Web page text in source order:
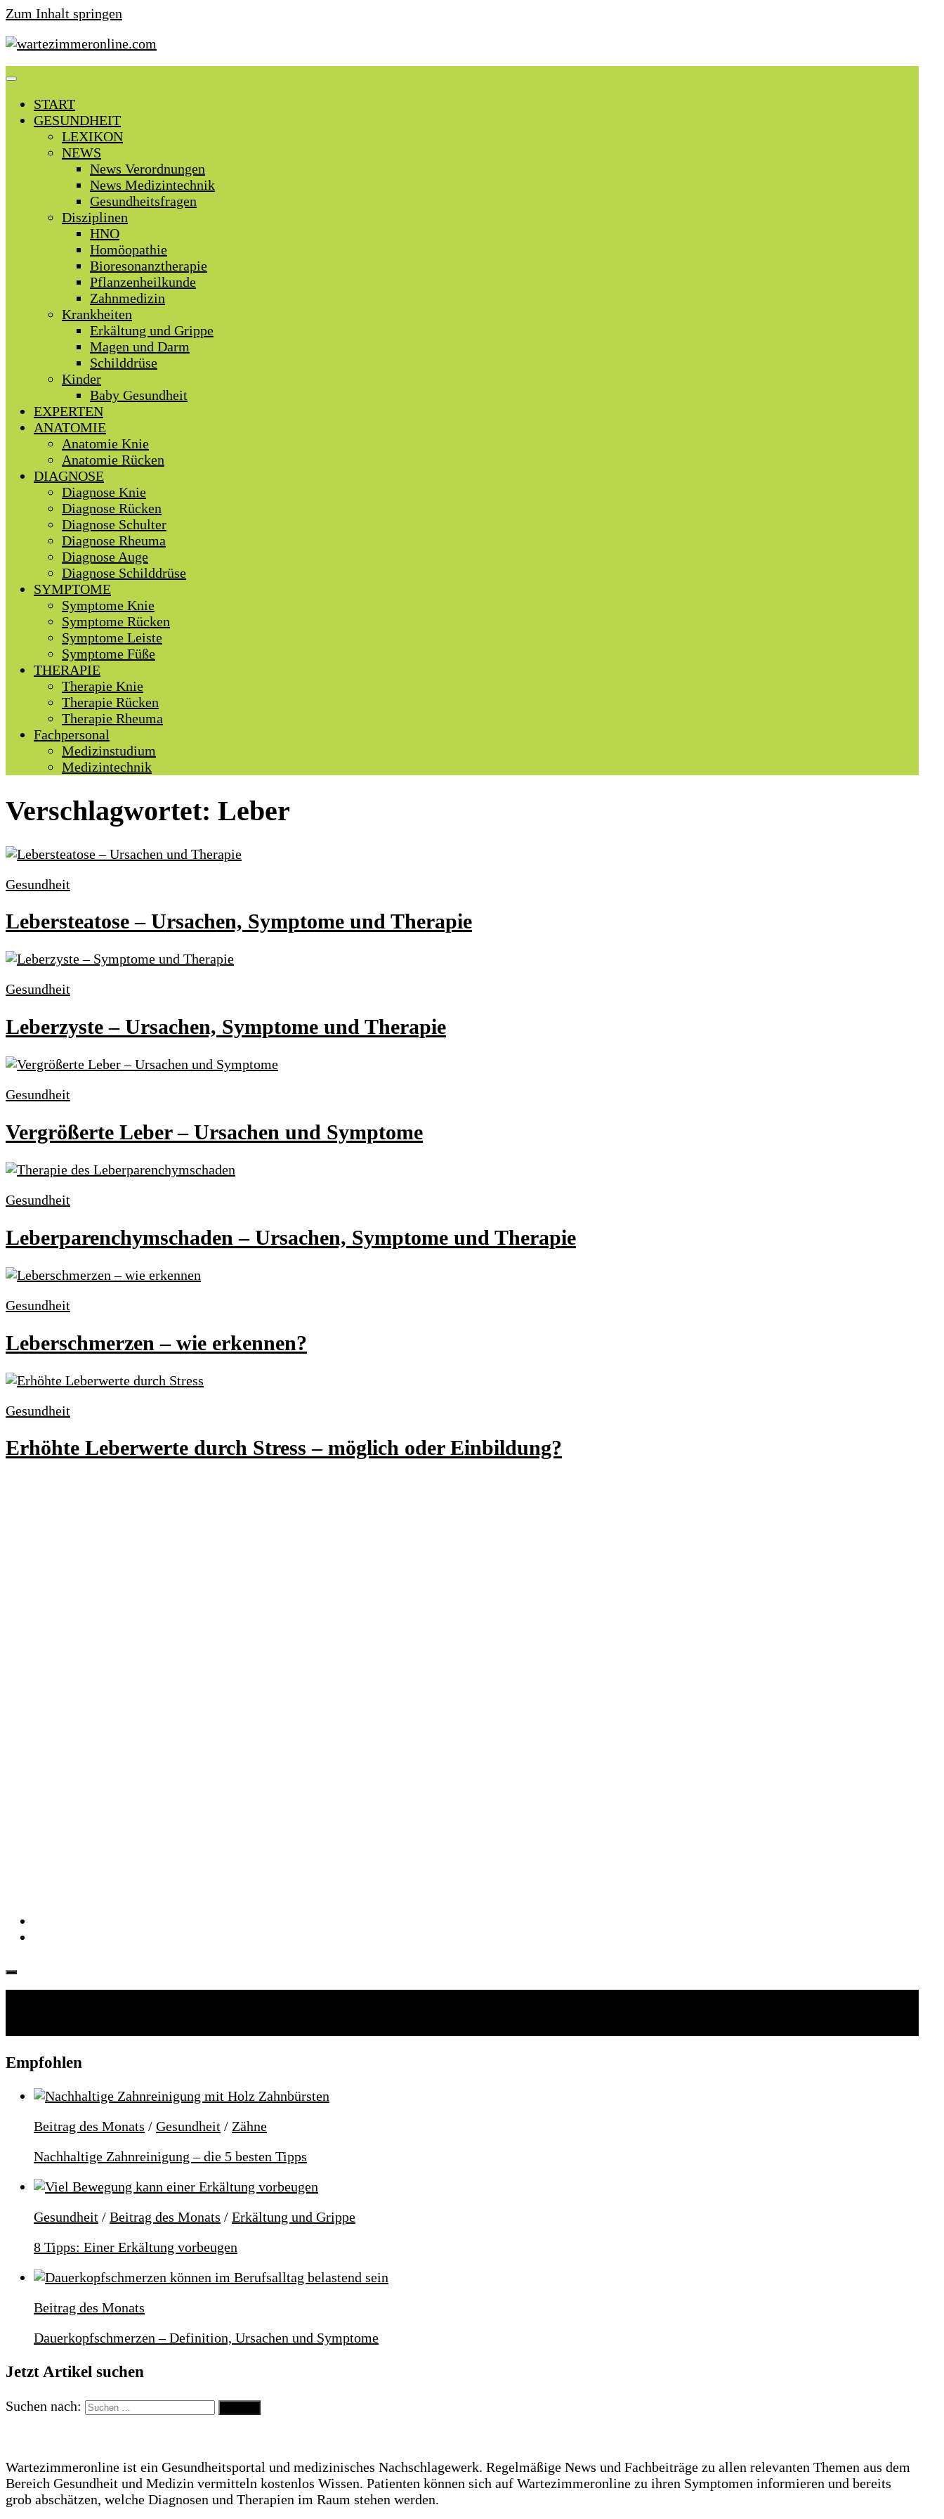
Zum Inhalt springen
START
GESUNDHEIT
LEXIKON
NEWS
News Verordnungen
News Medizintechnik
Gesundheitsfragen
Disziplinen
HNO
Homöopathie
Bioresonanztherapie
Pflanzenheilkunde
Zahnmedizin
Krankheiten
Erkältung und Grippe
Magen und Darm
Schilddrüse
Kinder
Baby Gesundheit
EXPERTEN
ANATOMIE
Anatomie Knie
Anatomie Rücken
DIAGNOSE
Diagnose Knie
Diagnose Rücken
Diagnose Schulter
Diagnose Rheuma
Diagnose Auge
Diagnose Schilddrüse
SYMPTOME
Symptome Knie
Symptome Rücken
Symptome Leiste
Symptome Füße
THERAPIE
Therapie Knie
Therapie Rücken
Therapie Rheuma
Fachpersonal
Medizinstudium
Medizintechnik
Verschlagwortet: Leber
Gesundheit
Lebersteatose – Ursachen, Symptome und Therapie
Gesundheit
Leberzyste – Ursachen, Symptome und Therapie
Gesundheit
Vergrößerte Leber – Ursachen und Symptome
Gesundheit
Leberparenchymschaden – Ursachen, Symptome und Therapie
Gesundheit
Leberschmerzen – wie erkennen?
Gesundheit
Erhöhte Leberwerte durch Stress – möglich oder Einbildung?
Empfohlen
Beitrag des Monats / Gesundheit / Zähne
Nachhaltige Zahnreinigung – die 5 besten Tipps
Gesundheit / Beitrag des Monats / Erkältung und Grippe
8 Tipps: Einer Erkältung vorbeugen
Beitrag des Monats
Dauerkopfschmerzen – Definition, Ursachen und Symptome
Jetzt Artikel suchen
Suchen nach:
Wartezimmeronline ist ein Gesundheitsportal und medizinisches Nachschlagewerk. Regelmäßige News und Fachbeiträge zu allen relevanten Themen aus dem
Bereich Gesundheit und Medizin vermitteln kostenlos Wissen. Patienten können sich auf Wartezimmeronline zu ihren Symptomen informieren und bereits
grob abschätzen, welche Diagnosen und Therapien im Raum stehen werden.